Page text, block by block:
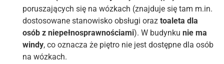
poruszających się na wózkach (znajduje się tam m.in.
dostosowane stanowisko obsługi oraz toaleta dla
osób z niepełnosprawnościami). W budynku nie ma
windy, co oznacza że piętro nie jest dostępne dla osób
na wózkach.